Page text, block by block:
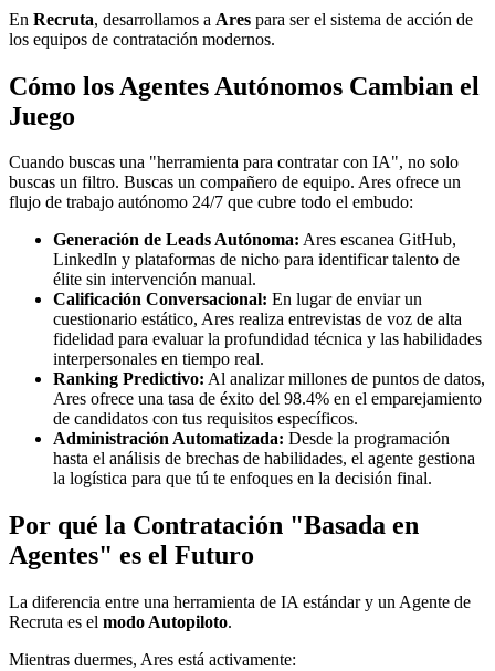
En Recruta, desarrollamos a Ares para ser el sistema de acción de
los equipos de contratación modernos.
Cómo los Agentes Autónomos Cambian el
Juego
Cuando buscas una "herramienta para contratar con IA", no solo
buscas un filtro. Buscas un compañero de equipo. Ares ofrece un
flujo de trabajo autónomo 24/7 que cubre todo el embudo:
Generación de Leads Autónoma: Ares escanea GitHub,
LinkedIn y plataformas de nicho para identificar talento de
élite sin intervención manual.
Calificación Conversacional: En lugar de enviar un
cuestionario estático, Ares realiza entrevistas de voz de alta
fidelidad para evaluar la profundidad técnica y las habilidades
interpersonales en tiempo real.
Ranking Predictivo: Al analizar millones de puntos de datos,
Ares ofrece una tasa de éxito del 98.4% en el emparejamiento
de candidatos con tus requisitos específicos.
Administración Automatizada: Desde la programación
hasta el análisis de brechas de habilidades, el agente gestiona
la logística para que tú te enfoques en la decisión final.
Por qué la Contratación "Basada en
Agentes" es el Futuro
La diferencia entre una herramienta de IA estándar y un Agente de
Recruta es el modo Autopiloto.
Mientras duermes, Ares está activamente: